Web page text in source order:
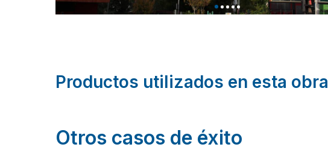
Productos utilizados en esta obra
Otros casos de éxito